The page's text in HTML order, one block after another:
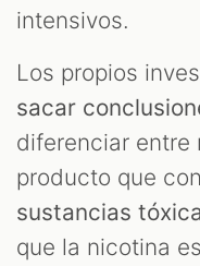
intensivos.
Los propios
sacar
diferenciar entre
producto que
sustancias
que la nicotina